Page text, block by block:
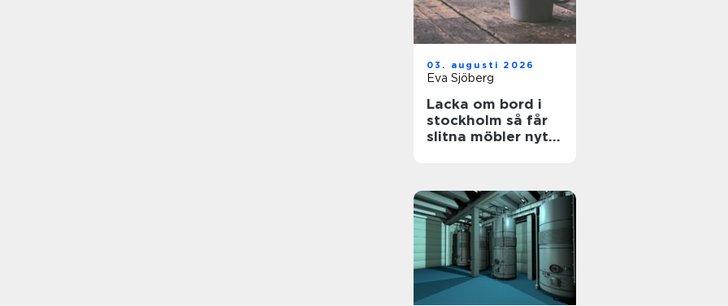
03. augusti 2026
Eva Sjöberg
Lacka om bord i
stockholm så får
slitna möbler nytt